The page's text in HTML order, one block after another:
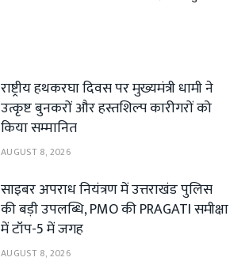
राष्ट्रीय हथकरघा दिवस पर मुख्यमंत्री धामी ने
उत्कृष्ट बुनकरों और हस्तशिल्प कारीगरों को
किया सम्मानित
AUGUST 8, 2026
साइबर अपराध नियंत्रण में उत्तराखंड पुलिस
की बड़ी उपलब्धि, PMO की PRAGATI समीक्षा
में टॉप-5 में जगह
AUGUST 8, 2026